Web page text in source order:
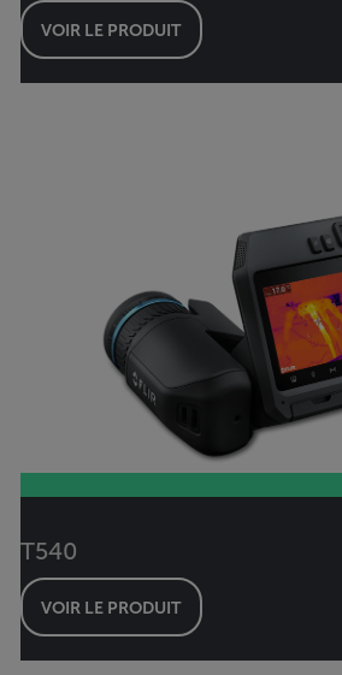
VOIR LE PRODUIT
T540
VOIR LE PRODUIT